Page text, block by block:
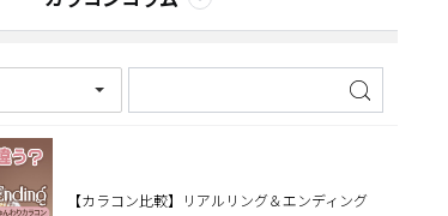
【カラコン比較】リアルリング＆エンディング